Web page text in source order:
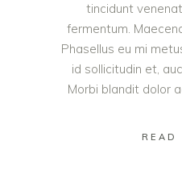
tincidunt
fermentum.
Phasellus eu mi
id sollicitudin et,
Morbi blandit dolor
READ